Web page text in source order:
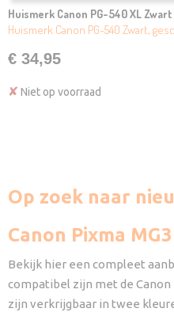
Huismerk Canon PG-540 XL Zwart
Huismerk Canon PG-540 Zwart,
€ 34,95
✘ Niet op voorraad
Op zoek naar
Canon Pixma
Bekijk hier een compleet
compatibel zijn met de Canon
zijn verkrijgbaar in twee